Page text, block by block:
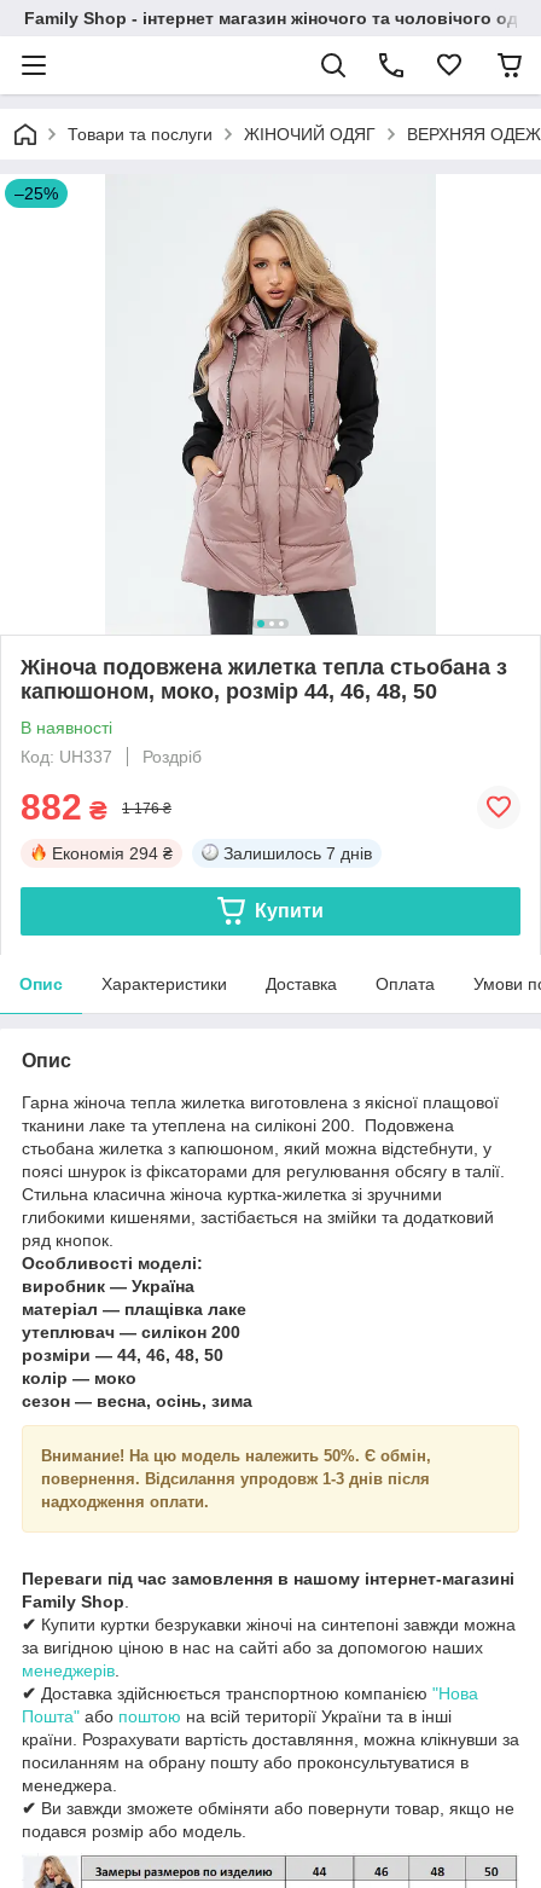
Family Shop - інтернет магазин жіночого та чоловічого
Товари та послуги ЖІНОЧИЙ ОДЯГ ВЕРХНЯЯ
–25%
Жіноча подовжена жилетка тепла стьобана з
капюшоном, моко, розмір 44, 46, 48, 50
В наявності
Код: UH337
Роздріб
882 ₴ 1 176 ₴
Економія 294 ₴ Залишилось 7 днів
Купити
Опис Характеристики Доставка Оплата Умови
Опис
Гарна жіноча тепла жилетка виготовлена з якісної плащової
тканини лаке та утеплена на силіконі 200. Подовжена
стьобана жилетка з капюшоном, який можна відстебнути, у
поясі шнурок із фіксаторами для регулювання обсягу в талії.
Стильна класична жіноча куртка-жилетка зі зручними
глибокими кишенями, застібається на змійки та додатковий
ряд кнопок.
Особливості моделі:
виробник — Україна
матеріал — плащівка лаке
утеплювач — силікон 200
розміри — 44, 46, 48, 50
колір — моко
сезон — весна, осінь, зима
Внимание! На цю модель належить 50%. Є обмін,
повернення. Відсилання упродовж 1-3 днів після
надходження оплати.
Переваги під час замовлення в нашому інтернет-магазині
Family Shop
✔ Купити куртки безрукавки жіночі на синтепоні завжди можна
за вигідною ціною в нас на сайті або за допомогою наших
менеджерів
✔ Доставка здійснюється транспортною компанією "Нова
Пошта" або поштою на всій території України та в інші
країни. Розрахувати вартість доставляння, можна клікнувши за
посиланням на обрану пошту або проконсультуватися в
менеджера.
✔ Ви завжди зможете обміняти або повернути товар, якщо не
подався розмір або модель.